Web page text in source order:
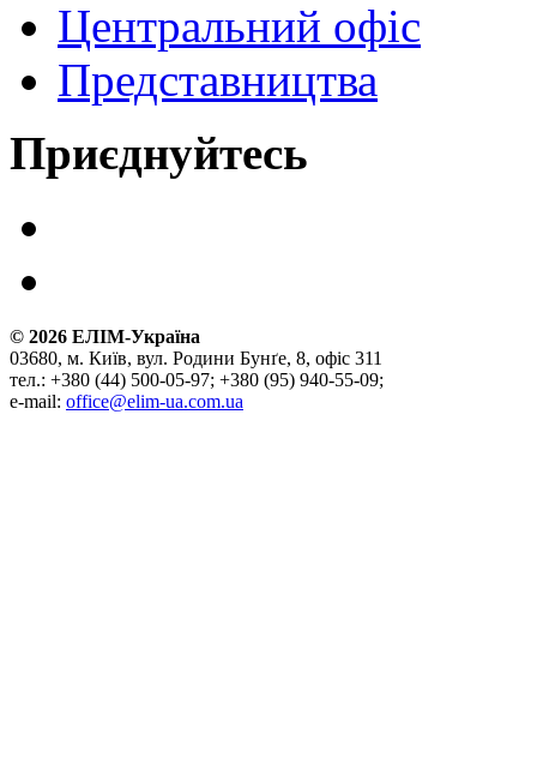
Центральний офіс
Представництва
Приєднуйтесь
© 2026 ЕЛІМ-Україна
03680, м. Київ, вул. Родини Бунґе, 8, офіс 311
тел.: +380 (44) 500-05-97; +380 (95) 940-55-09;
e-mail: office@elim-ua.com.ua